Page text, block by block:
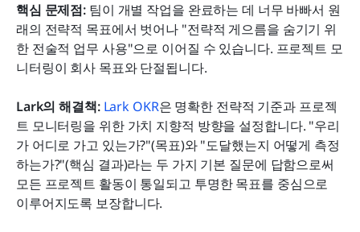
핵심 문제점: 팀이 개별 작업을 완료하는 데 너무 바빠서 원
래의 전략적 목표에서 벗어나 "전략적 게으름을 숨기기 위
한 전술적 업무 사용"으로 이어질 수 있습니다. 프로젝트 모
니터링이 회사 목표와 단절됩니다.
Lark의 해결책: Lark OKR은 명확한 전략적 기준과 프로젝
트 모니터링을 위한 가치 지향적 방향을 설정합니다. "우리
가 어디로 가고 있는가?"(목표)와 "도달했는지 어떻게 측정
하는가?"(핵심 결과)라는 두 가지 기본 질문에 답함으로써
모든 프로젝트 활동이 통일되고 투명한 목표를 중심으로
이루어지도록 보장합니다.